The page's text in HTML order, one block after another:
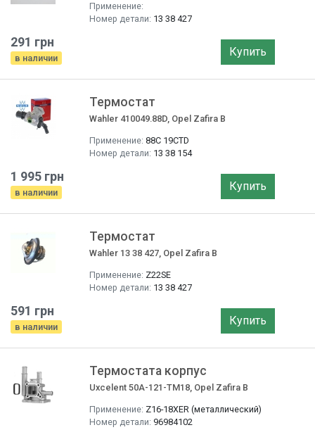
Применение:
Номер детали: 13 38 427
291 грн
в наличии Купить
Термостат
Wahler 410049.88D, Opel Zafira B
Применение: 88С 19CTD
Номер детали: 13 38 154
1 995 грн
в наличии Купить
Термостат
Wahler 13 38 427, Opel Zafira B
Применение: Z22SE
Номер детали: 13 38 427
591 грн
в наличии Купить
Термостата корпус
Uxcelent 50A-121-TM18, Opel Zafira B
Применение: Z16-18XER (металлический)
Номер детали: 96984102